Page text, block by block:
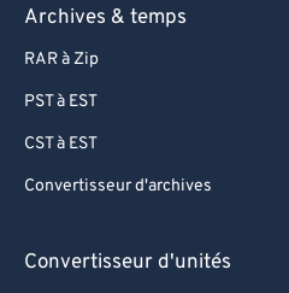
Archives & temps
RAR à Zip
PST à EST
CST à EST
Convertisseur d'archives
Convertisseur d'unités